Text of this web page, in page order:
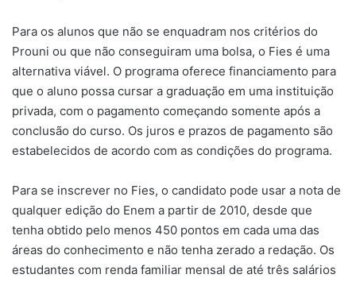
Para os alunos que não se enquadram nos critérios do
Prouni ou que não conseguiram uma bolsa, o Fies é uma
alternativa viável. O programa oferece financiamento para
que o aluno possa cursar a graduação em uma instituição
privada, com o pagamento começando somente após a
conclusão do curso. Os juros e prazos de pagamento são
estabelecidos de acordo com as condições do programa.
Para se inscrever no Fies, o candidato pode usar a nota de
qualquer edição do Enem a partir de 2010, desde que
tenha obtido pelo menos 450 pontos em cada uma das
áreas do conhecimento e não tenha zerado a redação. Os
estudantes com renda familiar mensal de até três salários